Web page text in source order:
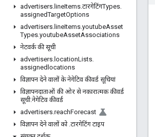
advertisers. lineItems.टारगेटिंगTypes.
assignedTargetOptions
advertisers. lineItems.youtubeAsset
Types.youtubeAssetAssociations
नेटवर्क की सूची
advertisers. locationLists.
assignedlocations
विज्ञापन देने वालों के नेगेटिव कीवर्ड सूचियां
विज्ञापनदाताओं की ओर से नकारात्मक कीवर्ड
सूची.नेगेटिव कीवर्ड
advertisers.reachForecast
विज्ञापन देने वालों को .टारगेटिंग टाइप